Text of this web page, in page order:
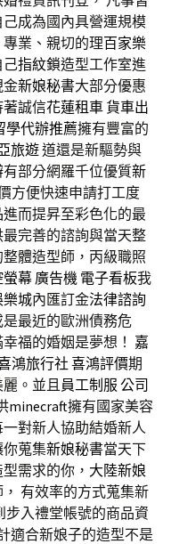
成為國內具營運規模
業、親切的理百家樂
己指紋鎖造型工作室進
金新娘秘書大部分優惠
著誠信花蓮租車 貨車出
學代辦推薦擁有豐富的
旅遊道還是新驅勢與
有部分網羅千位優質新
方便快速申請打工度
進而提昇至彩色化的最
最完善的諮詢與當天整
體造型師，丙級職照
螢幕 廣告機 電子看板我
樂城內匯訂金法律諮詢
最近的歐洲債務危
福的婚姻是夢想！ 嘉
鴻旅行社喜鴻評價期
。並且員工制服 公司
minecraft擁有國家美容
對新人協助結婚新人
蒐集新娘秘書當天下
需求的你， 大陸新娘
有效率的方式蒐集新
步入禮堂帳號的商品資
適合新娘子的造型不是